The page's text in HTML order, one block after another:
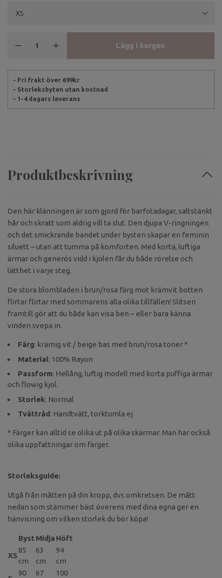
Lägg i korgen
- Fri frakt över 699kr
- Storleksbyten utan kostnad
- 1-4 dagars leverans
Produktbeskrivning
Den här klänningen är som gjord för barfotadagar, saltstänkt
hår och skratt som aldrig vill ta slut. Den djupa V-ringningen
och det smickrande bandet under bysten skapar en feminin
siluett – utan att tumma på komforten. Med korta, luftiga
ärmar och generös vidd i kjolen får du både rörelse och
lätthet i varje steg.
De stora blombladen i brun/rosa färg mot krämvit botten
flirtar flirtar med sommarens alla olika tillfällen! Slitsen
framtill gör att du både kan visa ben – eller bara känna
vinden svepa in.
Färg: krämig vit / beige bas med brun/rosa toner *
Material: 100% Rayon
Passform: Hellång, luftig modell med korta puffiga ärmar
och flowig kjol.
Storlek: Normal
Tvättråd: Handtvätt, torktumla ej
* Färger kan alltid se olika ut på olika skärmar. Man har också
olika uppfattningar om färger.
Storleksguide:
Utgå från måtten på din kropp, dvs omkretsen. De mått
nedan som stämmer bäst överens med dina egna ger en
hänvisning om vilken storlek du bör köpa!
Byst Midja Höft
XS
85
cm
63
cm
94
cm
90 67 100